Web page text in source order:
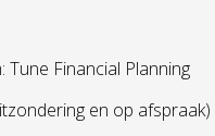
Tune Financial Planning
en op afspraak)